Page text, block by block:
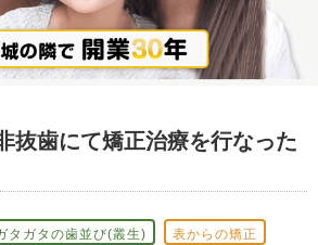
抜歯にて矯正治療を行なった
タガタの歯並び(叢生) 表からの矯正